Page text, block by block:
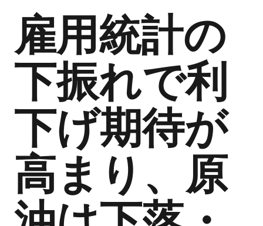
雇用統計の
下振れで利
下げ期待が
高まり、原